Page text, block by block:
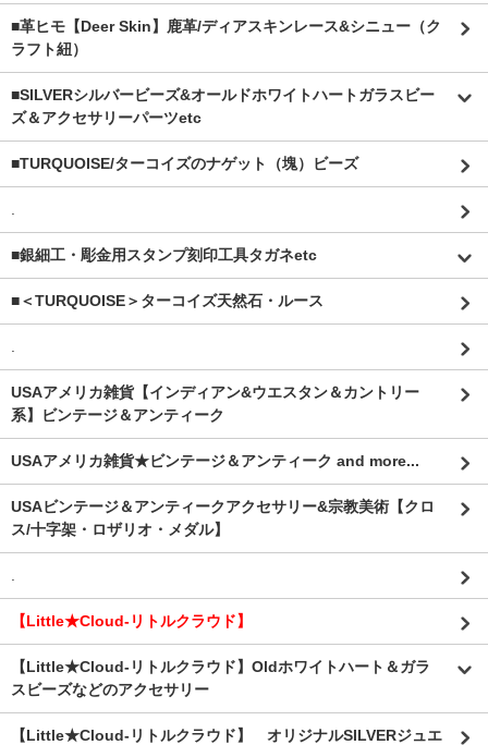
■革ヒモ【Deer Skin】鹿革/ディアスキンレース&シニュー（ク
ラフト紐）
■SILVERシルバービーズ&オールドホワイトハートガラスビー
ズ＆アクセサリーパーツetc
■TURQUOISE/ターコイズのナゲット（塊）ビーズ
■銀細工・彫金用スタンプ刻印工具タガネetc
■＜TURQUOISE＞ターコイズ天然石・ルース
USAアメリカ雑貨【インディアン&ウエスタン＆カントリー
系】ビンテージ＆アンティーク
USAアメリカ雑貨★ビンテージ＆アンティーク and more...
USAビンテージ＆アンティークアクセサリー&宗教美術【クロ
ス/十字架・ロザリオ・メダル】
【Little★Cloud-リトルクラウド】
【Little★Cloud-リトルクラウド】Oldホワイトハート＆ガラ
スビーズなどのアクセサリー
【Little★Cloud-リトルクラウド】 オリジナルSILVERジュエ